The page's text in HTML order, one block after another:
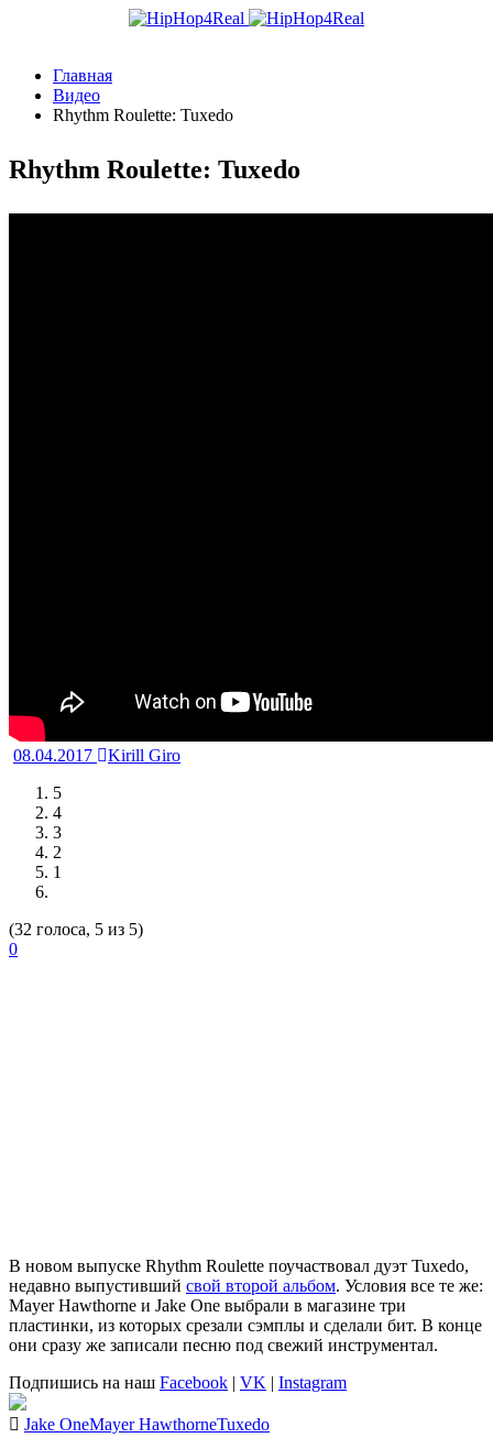
Главная
Видео
Rhythm Roulette: Tuxedo
Rhythm Roulette: Tuxedo
08.04.2017
Kirill Giro
5
4
3
2
1
(32 голоса, 5 из 5)
0
В новом выпуске Rhythm Roulette поучаствовал дуэт Tuxedo,
недавно выпустивший свой второй альбом. Условия все те же:
Mayer Hawthorne и Jake One выбрали в магазине три
пластинки, из которых срезали сэмплы и сделали бит. В конце
они сразу же записали песню под свежий инструментал.
Подпишись на наш Facebook | VK | Instagram
Jake OneMayer HawthorneTuxedo